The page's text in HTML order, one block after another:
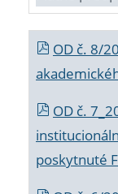
OD č. 8/
OD č.
poskytnuté